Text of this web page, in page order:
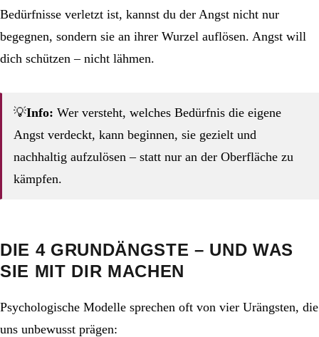
Bedürfnisse verletzt ist, kannst du der Angst nicht nur
begegnen, sondern sie an ihrer Wurzel auflösen. Angst will
dich schützen – nicht lähmen.
💡Info: Wer versteht, welches Bedürfnis die eigene
Angst verdeckt, kann beginnen, sie gezielt und
nachhaltig aufzulösen – statt nur an der Oberfläche zu
kämpfen.
DIE 4 GRUNDÄNGSTE – UND WAS
SIE MIT DIR MACHEN
Psychologische Modelle sprechen oft von vier Urängsten, die
uns unbewusst prägen: